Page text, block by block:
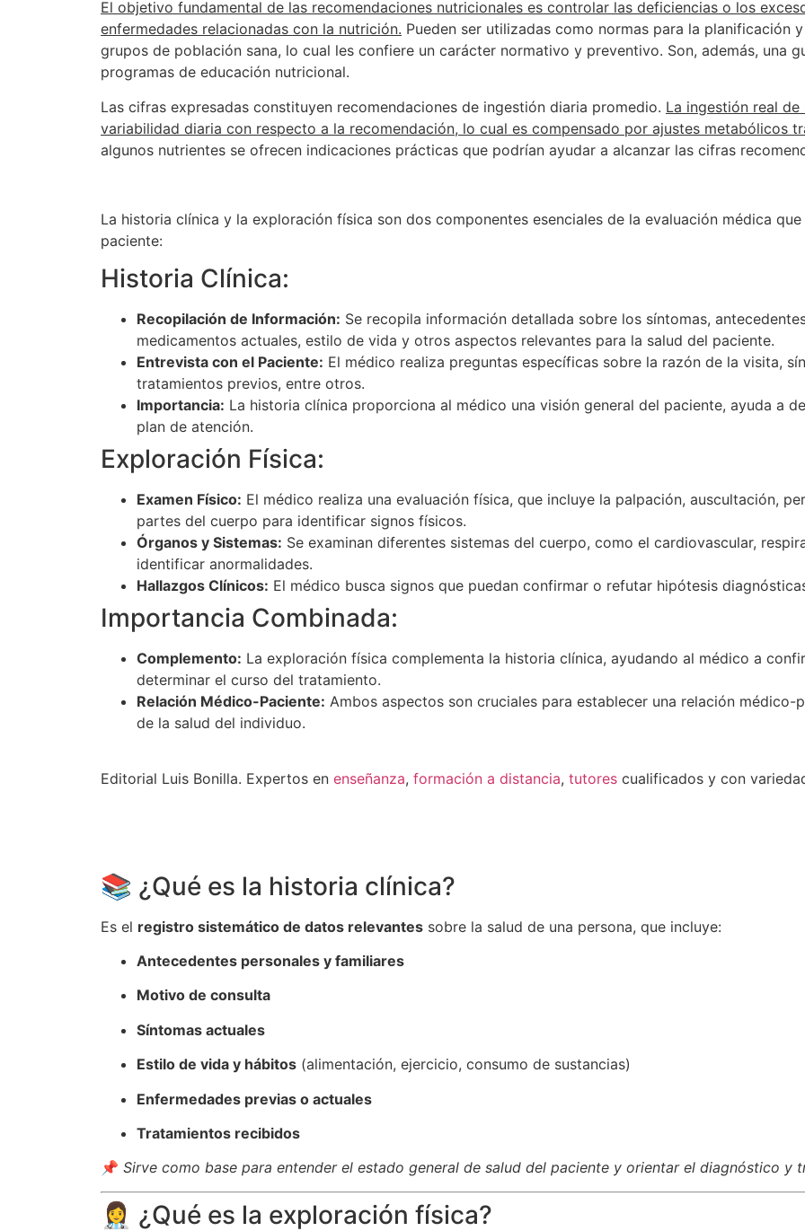
El objetivo fundamental de las recomendaciones nutricionales es controlar las deficiencias o los
enfermedades relacionadas con la nutrición. Pueden ser utilizadas como normas para la planificación
grupos de población sana, lo cual les confiere un carácter normativo y preventivo. Son, además, una
programas de educación nutricional.
Las cifras expresadas constituyen recomendaciones de ingestión diaria promedio. La ingestión real
variabilidad diaria con respecto a la recomendación, lo cual es compensado por ajustes metabólicos
algunos nutrientes se ofrecen indicaciones prácticas que podrían ayudar a alcanzar las cifras
La historia clínica y la exploración física son dos componentes esenciales de la evaluación médica
paciente:
Historia Clínica:
Recopilación de Información: Se recopila información detallada sobre los síntomas,
medicamentos actuales, estilo de vida y otros aspectos relevantes para la salud del paciente.
Entrevista con el Paciente: El médico realiza preguntas específicas sobre la razón de la visita,
tratamientos previos, entre otros.
Importancia: La historia clínica proporciona al médico una visión general del paciente, ayuda a
plan de atención.
Exploración Física:
Examen Físico: El médico realiza una evaluación física, que incluye la palpación, auscultación,
partes del cuerpo para identificar signos físicos.
Órganos y Sistemas: Se examinan diferentes sistemas del cuerpo, como el cardiovascular,
identificar anormalidades.
Hallazgos Clínicos: El médico busca signos que puedan confirmar o refutar hipótesis
Importancia Combinada:
Complemento: La exploración física complementa la historia clínica, ayudando al médico a
determinar el curso del tratamiento.
Relación Médico-Paciente: Ambos aspectos son cruciales para establecer una relación
de la salud del individuo.
Editorial Luis Bonilla. Expertos en enseñanza, formación a distancia, tutores cualificados y con
📚 ¿Qué es la historia clínica?
Es el registro sistemático de datos relevantes sobre la salud de una persona, que incluye:
Antecedentes personales y familiares
Motivo de consulta
Síntomas actuales
Estilo de vida y hábitos (alimentación, ejercicio, consumo de sustancias)
Enfermedades previas o actuales
Tratamientos recibidos
📌 Sirve como base para entender el estado general de salud del paciente y orientar el diagnóstico y
👩‍⚕️ ¿Qué es la exploración física?